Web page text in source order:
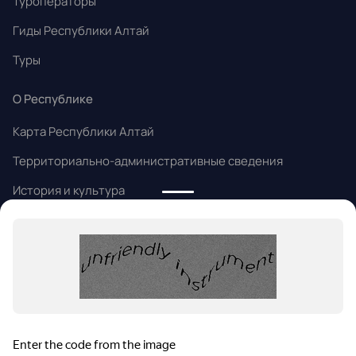
Гиды Республики Алтай
Туры
О Республике
Карта Республики Алтай
Территориально-административные сведения
История и культура
Алтайский язык
Контакты